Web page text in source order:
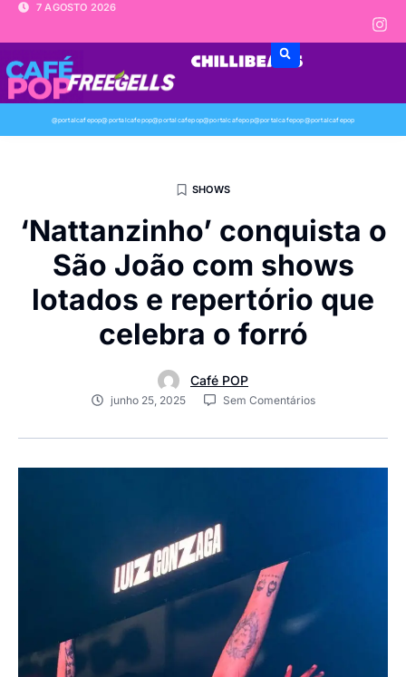
7 AGOSTO 2026
@portalcafepop@portalcafepop@portalcafepop@portalcafepop@portalcafepop@portalcafepop
SHOWS
‘Nattanzinho’ conquista o
São João com shows
lotados e repertório que
celebra o forró
Café POP
junho 25, 2025 Sem Comentários